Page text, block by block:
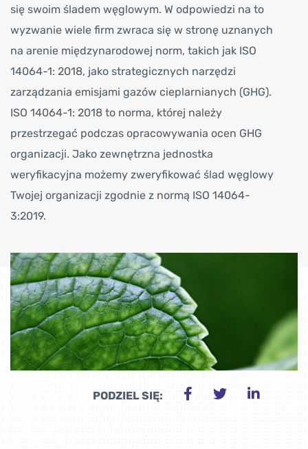
się swoim śladem węglowym. W odpowiedzi na to
wyzwanie wiele firm zwraca się w stronę uznanych
na arenie międzynarodowej norm, takich jak ISO
14064-1: 2018, jako strategicznych narzędzi
zarządzania emisjami gazów cieplarnianych (GHG).
ISO 14064-1: 2018 to norma, której należy
przestrzegać podczas opracowywania ocen GHG
organizacji. Jako zewnętrzna jednostka
weryfikacyjna możemy zweryfikować ślad węglowy
Twojej organizacji zgodnie z normą ISO 14064-
3:2019.
PODZIEL SIĘ: